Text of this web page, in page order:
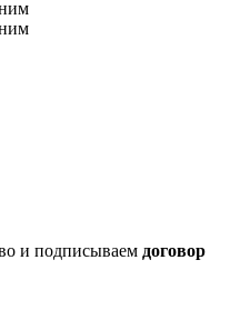
и подписываем договор